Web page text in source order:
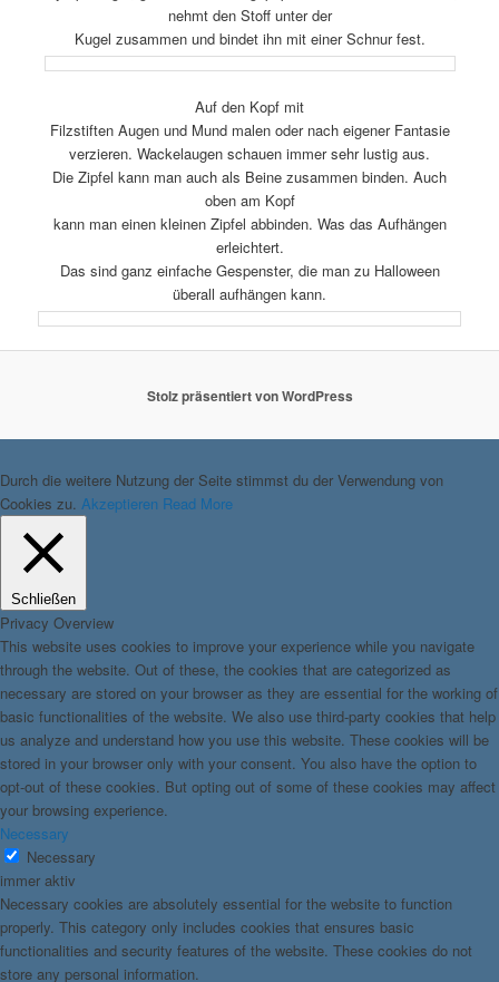
nehmt den Stoff unter der
Kugel zusammen und bindet ihn mit einer Schnur fest.
Auf den Kopf mit
Filzstiften Augen und Mund malen oder nach eigener Fantasie
verzieren. Wackelaugen schauen immer sehr lustig aus.
Die Zipfel kann man auch als Beine zusammen binden. Auch
oben am Kopf
kann man einen kleinen Zipfel abbinden. Was das Aufhängen
erleichtert.
Das sind ganz einfache Gespenster, die man zu Halloween
überall aufhängen kann.
Stolz präsentiert von WordPress
Durch die weitere Nutzung der Seite stimmst du der Verwendung von
Cookies zu. Akzeptieren Read More
Schließen
Privacy Overview
This website uses cookies to improve your experience while you navigate
through the website. Out of these, the cookies that are categorized as
necessary are stored on your browser as they are essential for the working of
basic functionalities of the website. We also use third-party cookies that help
us analyze and understand how you use this website. These cookies will be
stored in your browser only with your consent. You also have the option to
opt-out of these cookies. But opting out of some of these cookies may affect
your browsing experience.
Necessary
Necessary
immer aktiv
Necessary cookies are absolutely essential for the website to function
properly. This category only includes cookies that ensures basic
functionalities and security features of the website. These cookies do not
store any personal information.